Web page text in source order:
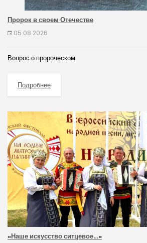
Пророк в своем Отечестве
05.08.2026
Вопрос о пророческом
Подробнее
«Наше искусство ситцевое…»